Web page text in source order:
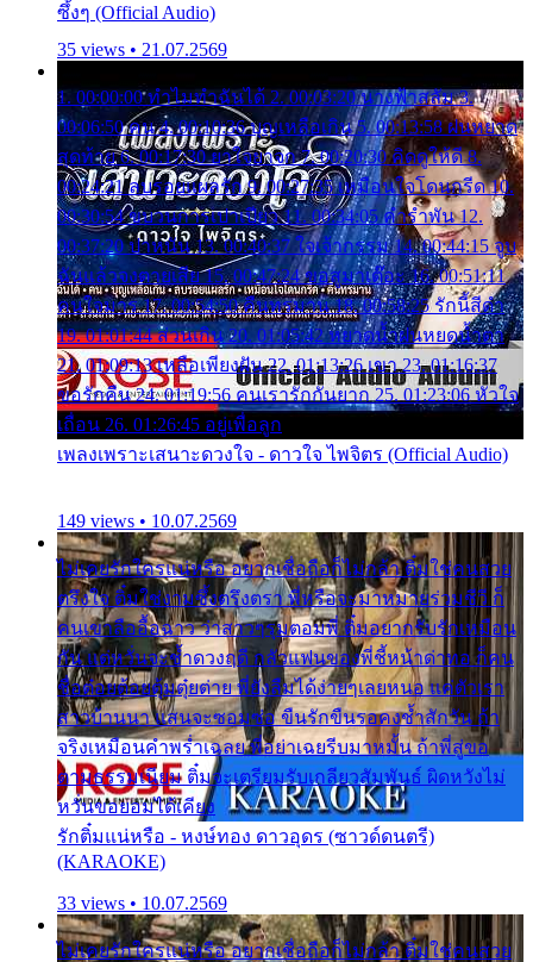
ซึ้งๆ (Official Audio)
35 views • 21.07.2569
1. 00:00:00 ทำไมทำฉันได้ 2. 00:03:20 นางฟ้าสลัม 3.
00:06:50 คน 4. 00:10:36 บุญเหลือเกิน 5. 00:13:58 ฝนหยาด
สุดท้าย 6. 00:17:30 ยาใจยาจก 7. 00:20:30 คิดดูให้ดี 8.
00:24:21 ลบรอยแผลรัก 9. 00:27:35 เหมือนใจโดนกรีด 10.
00:30:54 ขบวนการเปาเปียว 11. 00:34:05 คำรำพัน 12.
00:37:20 ปาหนัน 13. 00:40:37 ใจเจ้ากรรม 14. 00:44:15 จูบ
ฉันแล้วจงตายเสีย 15. 00:47:24 ขอสูมาเต๊อะ 16. 00:51:11
คนใจมาร 17. 00:54:50 คืนทรมาน 18. 00:58:25 รักนี้สีดำ
19. 01:01:44 ส่วนเกิน 20. 01:05:42 หยาดน้ำฝนหยดน้ำตา
21. 01:09:13 เหลือเพียงฝัน 22. 01:13:26 เขา 23. 01:16:37
ขอรักคืน 24. 01:19:56 คนเรารักกันยาก 25. 01:23:06 หัวใจ
เถื่อน 26. 01:26:45 อยู่เพื่อลูก
เพลงเพราะเสนาะดวงใจ - ดาวใจ ไพจิตร (Official Audio)
149 views • 10.07.2569
ไม่เคยรักใครแน่หรือ อยากเชื่อถือก็ไม่กล้า ติ๋มใช่คนสวย
ตรึงใจ ติ๋มใช่งามซึ้งตรึงตรา พี่หรือจะมาหมายร่วมชีวี ก็
คนเขาลืออื้อฉาว ว่าสาวๆรุมตอมพี่ ติ๋มอยากรับรักเหมือน
กัน แต่หวั่นจะช้ำดวงฤดี กลัวแฟนของพี่ชี้หน้าด่าทอ ก็คน
ชื่อต๋อยต้อยตุ้มตุ๋ยต่าย พี่ยังลืมได้ง่ายๆเลยหนอ แค่ตัวเรา
สาวบ้านนา แสนจะซอมซ่อ ขืนรักขืนรอคงช้ำสักวัน ถ้า
จริงเหมือนคำพร่ำเฉลย พี่อย่าเฉยรีบมาหมั้น ถ้าพี่สู่ขอ
ตามธรรมเนียม ติ๋มจะเตรียมรับเกลียวสัมพันธ์ ผิดหวังไม่
หวั่นขอยอมได้เคียง
รักติ๋มแน่หรือ - หงษ์ทอง ดาวอุดร (ซาวด์ดนตรี)
(KARAOKE)
33 views • 10.07.2569
ไม่เคยรักใครแน่หรือ อยากเชื่อถือก็ไม่กล้า ติ๋มใช่คนสวย